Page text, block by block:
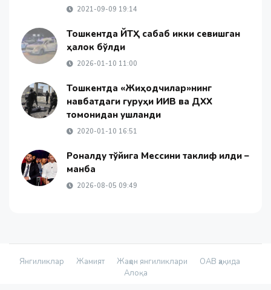
2021-09-09 19:14
Тошкентда ЙТҲ сабаб икки севишган
ҳалок бўлди
2026-01-10 11:00
Тошкентда «Жиҳодчилар»нинг
навбатдаги гуруҳи ИИВ ва ДХХ
томонидан ушланди
2020-01-10 16:51
Роналду тўйига Мессини таклиф қилди –
манба
2026-08-05 09:49
Янгиликлар Жамият Жаҳон янгиликлари
ОАВ ҳақида
Алоқа